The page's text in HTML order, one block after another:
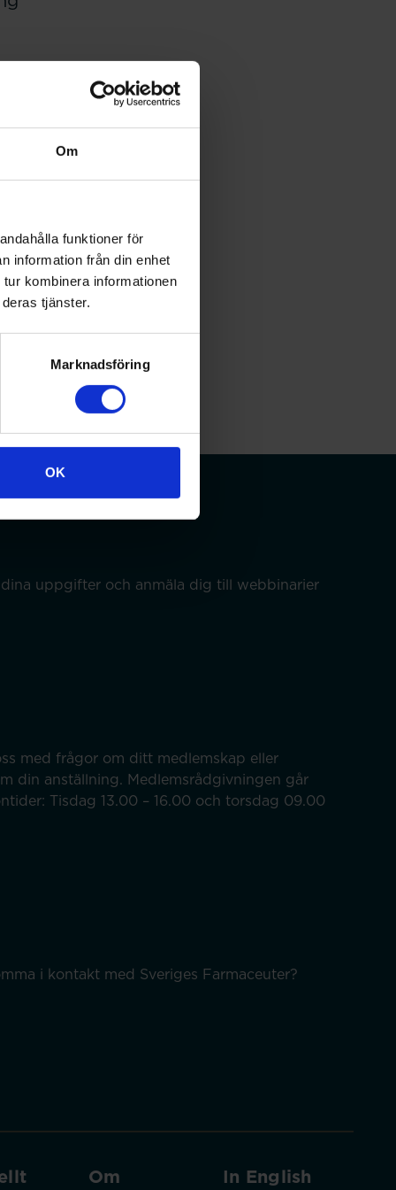
Om
funktioner för
information från din enhet
kombinera informationen
tjänster.
Marknadsföring
OK
uppgifter och anmäla dig till webbinarier
med frågor om ditt medlemskap eller
din anställning. Medlemsrådgivningen går
Tisdag 13.00 – 16.00 och torsdag 09.00
i kontakt med Sveriges Farmaceuter?
Om In English